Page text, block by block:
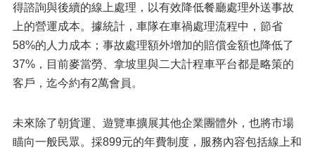
得諮詢與後續的線上處理，以有效降低餐廳處理外送事故
上的營運成本。據統計，車隊在車禍處理流程中，節省
58%的人力成本；事故處理額外增加的賠償金額也降低了
37%，目前麥當勞、拿坡里與二大計程車平台都是略策的
客戶，迄今約有2萬會員。
未來除了朝貨運、遊覽車擴展其他企業團體外，也將市場
瞄向一般民眾。採899元的年費制度，服務內容包括線上和